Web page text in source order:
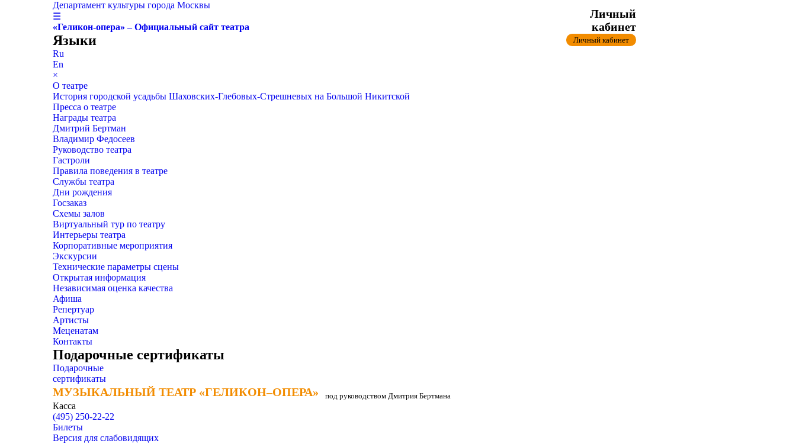
Департамент культуры города Москвы
☰
«Геликон-опера» – Официальный сайт театра
Языки
Ru
En
×
О театре
История городской усадьбы Шаховских-Глебовых-Стрешневых на Большой Никитской
Пресса о театре
Награды театра
Дмитрий Бертман
Владимир Федосеев
Руководство театра
Гастроли
Правила поведения в театре
Службы театра
Дни рождения
Госзаказ
Схемы залов
Виртуальный тур по театру
Интерьеры театра
Корпоративные мероприятия
Экскурсии
Технические параметры сцены
Открытая информация
Независимая оценка качества
Афиша
Репертуар
Артисты
Меценатам
Контакты
Подарочные сертификаты
Подарочные
сертификаты
МУЗЫКАЛЬНЫЙ ТЕАТР «ГЕЛИКОН–ОПЕРА»
МУЗЫКАЛЬНЫЙ ТЕАТР «ГЕЛИКОН–ОПЕРА» под руководством Дмитрия Бертмана
Касса
(495) 250-22-22
Личный
кабинет
Личный кабинет
Билеты
Версия для слабовидящих